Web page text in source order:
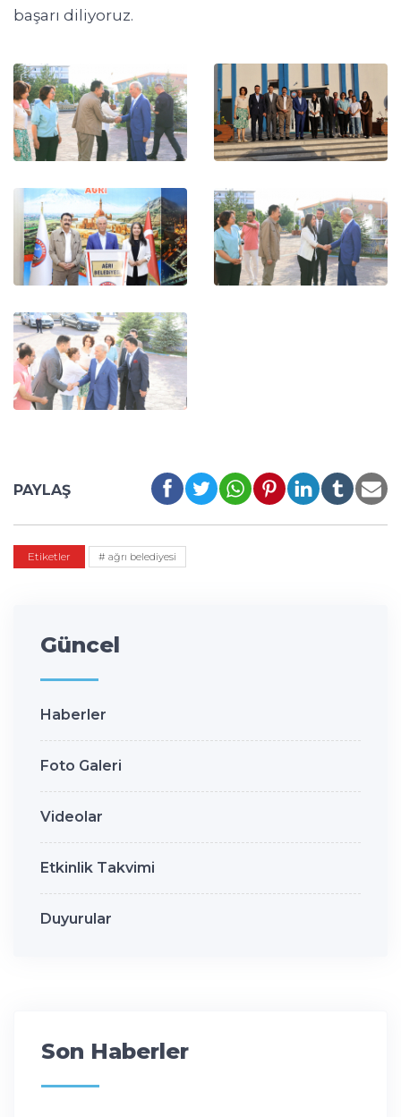
başarı diliyoruz.
PAYLAŞ
Etiketler # ağrı belediyesi
Güncel
Haberler
Foto Galeri
Videolar
Etkinlik Takvimi
Duyurular
Son Haberler